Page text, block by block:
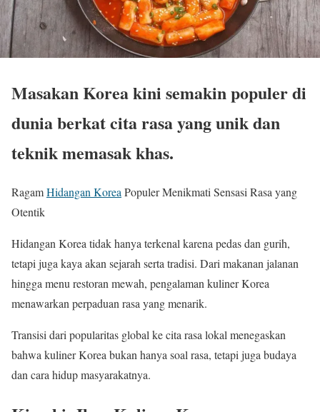
Masakan Korea kini semakin populer di
dunia berkat cita rasa yang unik dan
teknik memasak khas.
RagamHidangan Korea Populer Menikmati Sensasi Rasa yang
Otentik
Hidangan Korea tidak hanya terkenal karena pedas dan gurih,
tetapi juga kaya akan sejarah serta tradisi. Dari makanan jalanan
hingga menu restoran mewah, pengalaman kuliner Korea
menawarkan perpaduan rasa yang menarik.
Transisi dari popularitas global ke cita rasa lokal menegaskan
bahwa kuliner Korea bukan hanya soal rasa, tetapi juga budaya
dan cara hidup masyarakatnya.